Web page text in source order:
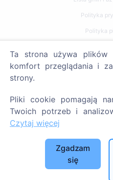
Polityka
Polityka
Szukaj
SIA "CEMETY",
Ta strona używa plików
komfort przeglądania i
strony.
Pliki cookie pomagają
Twoich potrzeb i
Czytaj więcej
Zgadzam
się